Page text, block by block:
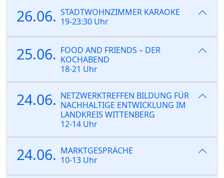
26.06. STADTWOHNZIMMER KARAOKE
19-23:30 Uhr
25.06. FOOD AND FRIENDS – DER
KOCHABEND
18-21 Uhr
24.06. NETZWERKTREFFEN BILDUNG FÜR
NACHHALTIGE ENTWICKLUNG IM
LANDKREIS WITTENBERG
12-14 Uhr
24.06. MARKTGESPRÄCHE
10-13 Uhr